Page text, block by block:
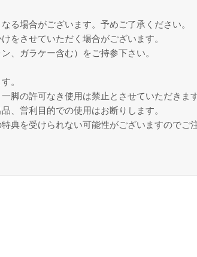
る場合がございます。予めご了承ください。
をさせていただく場合がございます。
、ガラケー含む）をご持参下さい。
。
の許可なき使用は禁止とさせていただきます
、営利目的での使用はお断りします。
を受けられない可能性がございますのでご注